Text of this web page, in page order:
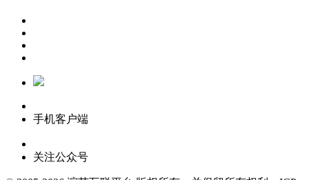
手机客户端
关注公众号